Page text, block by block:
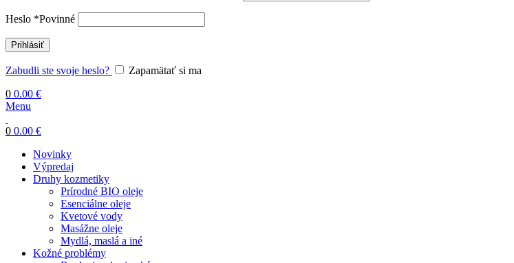
Heslo *Povinné
Prihlásiť
Zabudli ste svoje heslo?
Zapamätať si ma
0 0.00 €
Menu
0 0.00 €
Novinky
Výpredaj
Druhy kozmetiky
Prírodné BIO oleje
Esenciálne oleje
Kvetové vody
Masážne oleje
Mydlá, maslá a iné
Kožné problémy